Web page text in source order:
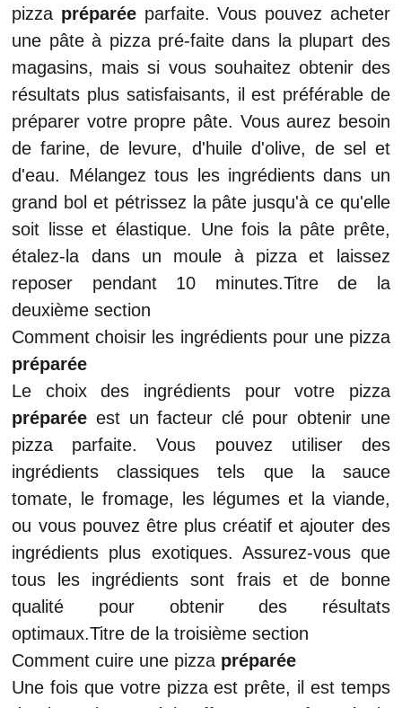
pizza préparée parfaite. Vous pouvez acheter
une pâte à pizza pré-faite dans la plupart des
magasins, mais si vous souhaitez obtenir des
résultats plus satisfaisants, il est préférable de
préparer votre propre pâte. Vous aurez besoin
de farine, de levure, d'huile d'olive, de sel et
d'eau. Mélangez tous les ingrédients dans un
grand bol et pétrissez la pâte jusqu'à ce qu'elle
soit lisse et élastique. Une fois la pâte prête,
étalez-la dans un moule à pizza et laissez
reposer pendant 10 minutes.Titre de la
deuxième section
Comment choisir les ingrédients pour une pizza
préparée
Le choix des ingrédients pour votre pizza
préparée est un facteur clé pour obtenir une
pizza parfaite. Vous pouvez utiliser des
ingrédients classiques tels que la sauce
tomate, le fromage, les légumes et la viande,
ou vous pouvez être plus créatif et ajouter des
ingrédients plus exotiques. Assurez-vous que
tous les ingrédients sont frais et de bonne
qualité pour obtenir des résultats
optimaux.Titre de la troisième section
Comment cuire une pizza préparée
Une fois que votre pizza est prête, il est temps